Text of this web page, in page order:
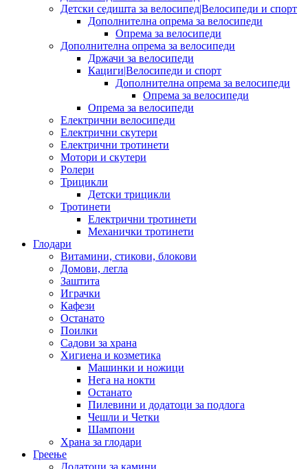
Детски седишта за велосипед|Велосипеди и спорт
Дополнителна опрема за велосипеди
Опрема за велосипеди
Дополнителна опрема за велосипеди
Држачи за велосипеди
Кациги|Велосипеди и спорт
Дополнителна опрема за велосипеди
Опрема за велосипеди
Опрема за велосипеди
Електрични велосипеди
Електрични скутери
Електрични тротинети
Мотори и скутери
Ролери
Трицикли
Детски трицикли
Тротинети
Електрични тротинети
Механички тротинети
Глодари
Витамини, стикови, блокови
Домови, легла
Заштита
Играчки
Кафези
Останато
Поилки
Садови за храна
Хигиена и козметика
Машинки и ножици
Нега на нокти
Останато
Пилевини и додатоци за подлога
Чешли и Четки
Шампони
Храна за глодари
Греење
Додатоци за камини